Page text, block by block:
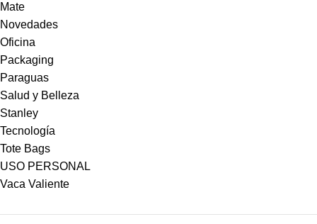
Mate
Novedades
Oficina
Packaging
Paraguas
Salud y Belleza
Stanley
Tecnología
Tote Bags
USO PERSONAL
Vaca Valiente